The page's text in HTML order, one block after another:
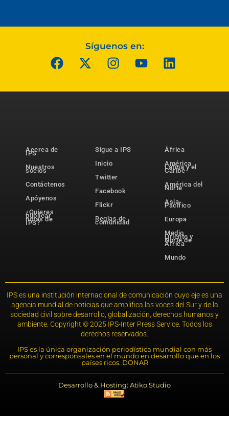
Síguenos en:
Acerca de
IPS
Nuestros
socios
Contáctenos
Apóyenos
¿Quieres
publicar
notas de
IPS?
Sigue a IPS
Inicio
Twitter
Facebook
Flickr
Reglas de
comunidad
África
América
Latina y el
Caribe
América del
Norte
Asia-
Pacífico
Europa
Medio
Oriente y
Norte de
África
Mundo
IPS es una institución internacional de comunicación cuyo eje es una
agencia mundial de noticias que amplifica las voces del Sur y de la
sociedad civil sobre desarrollo, globalización, derechos humanos y
ambiente. Copyright © 2025 IPS-Inter Press Service. Todos los
derechos reservados.
IPS es la única organización periodística mundial con más
personal y corresponsales en el mundo en desarrollo que en los
países ricos. DONAR
Desarrollo & Hosting: Atiko.Studio